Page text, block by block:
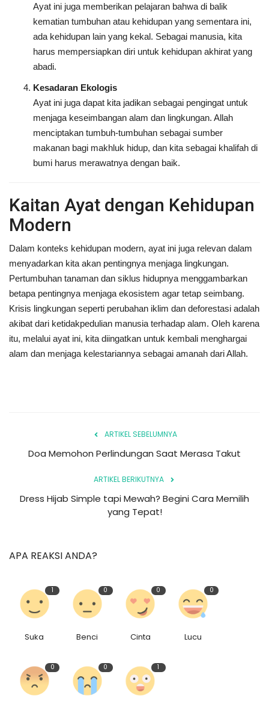
Ayat ini juga memberikan pelajaran bahwa di balik
kematian tumbuhan atau kehidupan yang sementara ini,
ada kehidupan lain yang kekal. Sebagai manusia, kita
harus mempersiapkan diri untuk kehidupan akhirat yang
abadi.
Kesadaran Ekologis
Ayat ini juga dapat kita jadikan sebagai pengingat untuk
menjaga keseimbangan alam dan lingkungan. Allah
menciptakan tumbuh-tumbuhan sebagai sumber
makanan bagi makhluk hidup, dan kita sebagai khalifah di
bumi harus merawatnya dengan baik.
Kaitan Ayat dengan Kehidupan
Modern
Dalam konteks kehidupan modern, ayat ini juga relevan dalam
menyadarkan kita akan pentingnya menjaga lingkungan.
Pertumbuhan tanaman dan siklus hidupnya menggambarkan
betapa pentingnya menjaga ekosistem agar tetap seimbang.
Krisis lingkungan seperti perubahan iklim dan deforestasi adalah
akibat dari ketidakpedulian manusia terhadap alam. Oleh karena
itu, melalui ayat ini, kita diingatkan untuk kembali menghargai
alam dan menjaga kelestariannya sebagai amanah dari Allah.
ARTIKEL SEBELUMNYA
Doa Memohon Perlindungan Saat Merasa Takut
ARTIKEL BERIKUTNYA
Dress Hijab Simple tapi Mewah? Begini Cara Memilih
yang Tepat!
APA REAKSI ANDA?
1
Suka
0
Benci
0
Cinta
0
Lucu
0 0 1